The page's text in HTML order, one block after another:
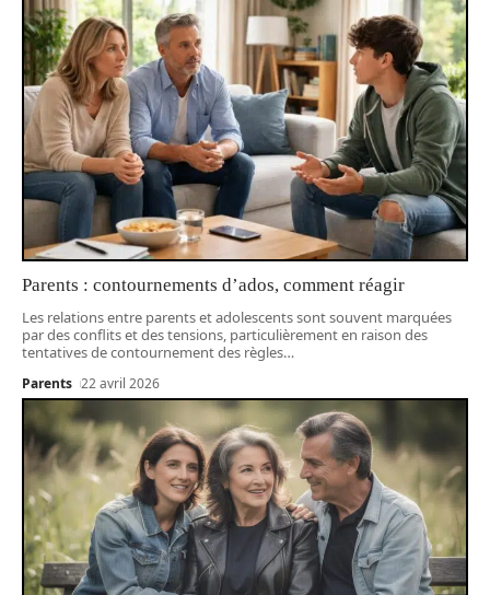
Parents : contournements d’ados, comment réagir
Les relations entre parents et adolescents sont souvent marquées
par des conflits et des tensions, particulièrement en raison des
tentatives de contournement des règles…
Parents 22 avril 2026